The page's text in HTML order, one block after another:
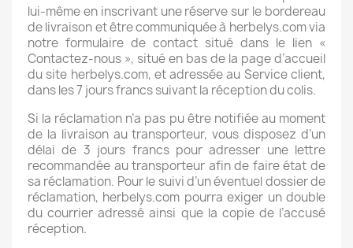
lui-même en inscrivant une réserve sur le bordereau
de livraison et être communiquée à herbelys.com via
notre formulaire de contact situé dans le lien «
Contactez-nous », situé en bas de la page d’accueil
du site herbelys.com, et adressée au Service client,
dans les 7 jours francs suivant la réception du colis.
Si la réclamation n’a pas pu être notifiée au moment
de la livraison au transporteur, vous disposez d’un
délai de 3 jours francs pour adresser une lettre
recommandée au transporteur afin de faire état de
sa réclamation. Pour le suivi d’un éventuel dossier de
réclamation, herbelys.com pourra exiger un double
du courrier adressé ainsi que la copie de l’accusé
réception.